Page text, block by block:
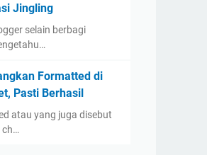
Jingling
selain berbagi
Formatted di
Pasti Berhasil
atau yang juga disebut
ch…